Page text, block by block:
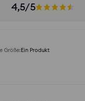
4,5/5
Größe:Ein Produkt